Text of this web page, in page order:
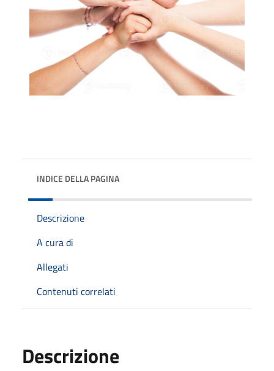
INDICE DELLA PAGINA
Descrizione
A cura di
Allegati
Contenuti correlati
Descrizione